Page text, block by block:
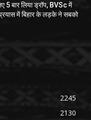
5 बार लिया ड्रॉप, BVSc में
में बिहार के लड़के ने सबको
2245
2130